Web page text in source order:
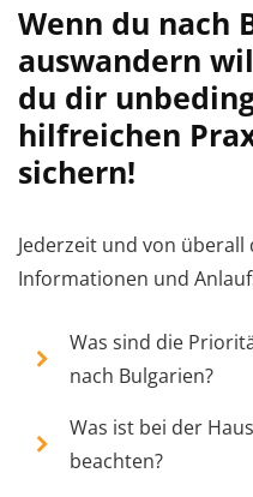
Wenn du nach
auswandern
du dir
hilfreichen
sichern!
Jederzeit und von überall
Informationen und
Was sind die
nach Bulgarien?
Was ist bei der
beachten?